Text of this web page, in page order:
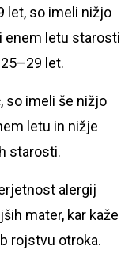
let, so imeli nižjo
enem letu starosti
let.
so imeli še nižjo
letu in nižje
starosti.
alergij
mater, kar kaže
rojstvu otroka.